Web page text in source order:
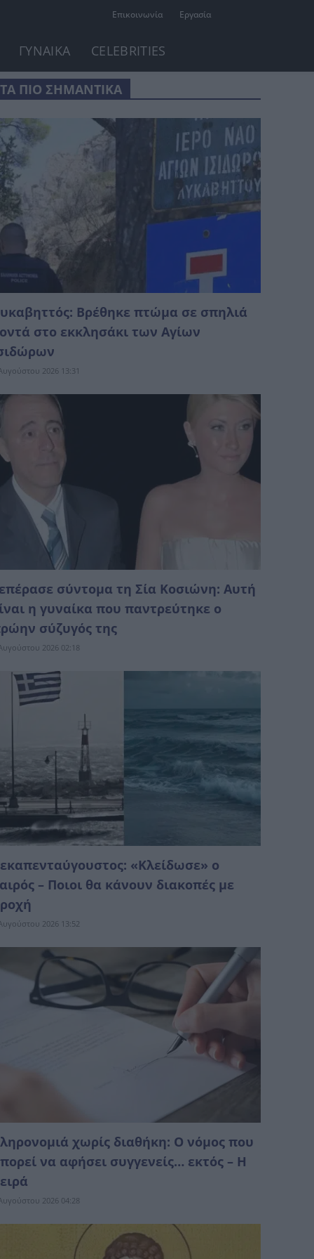
Επικοινωνία Εργασία
ΓΥΝΑΙΚΑ CELEBRITIES
ΤΑ ΠΙΟ ΣΗΜΑΝΤΙΚΑ
Βρέθηκε πτώμα σε σπηλιά
στο εκκλησάκι των Αγίων
2026 13:31
σύντομα τη Σία Κοσιώνη: Αυτή
η γυναίκα που παντρεύτηκε ο
σύζυγός της
2026 02:18
«Κλείδωσε» ο
– Ποιοι θα κάνουν διακοπές με
2026 13:52
χωρίς διαθήκη: Ο νόμος που
να αφήσει συγγενείς… εκτός – Η
2026 04:28